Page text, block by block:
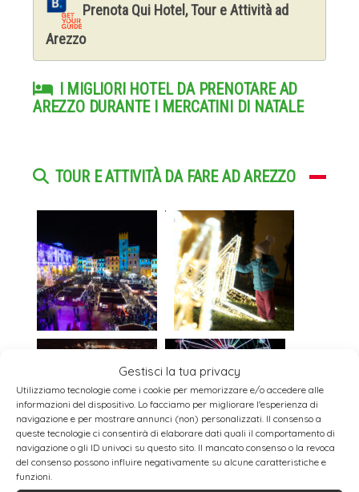
Gestisci la tua privacy
Utilizziamo tecnologie come i cookie per memorizzare e/o accedere alle
informazioni del dispositivo. Lo facciamo per migliorare l'esperienza di
navigazione e per mostrare annunci (non) personalizzati. Il consenso a
queste tecnologie ci consentirà di elaborare dati quali il comportamento di
navigazione o gli ID univoci su questo sito. Il mancato consenso o la revoca
del consenso possono influire negativamente su alcune caratteristiche e
funzioni.
Prenota Qui Hotel, Tour e Attività ad
Arezzo
I MIGLIORI HOTEL DA PRENOTARE AD
AREZZO DURANTE I MERCATINI DI NATALE
TOUR E ATTIVITÀ DA FARE AD AREZZO